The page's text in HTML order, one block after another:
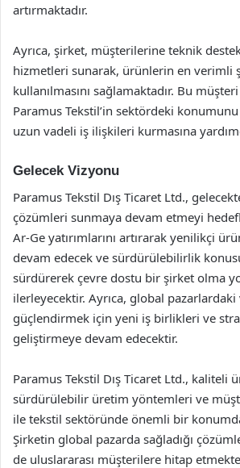
artırmaktadır.
Ayrıca, şirket, müşterilerine teknik
hizmetleri sunarak, ürünlerin en verimli
kullanılmasını sağlamaktadır. Bu
Paramus Tekstil’in sektördeki
uzun vadeli iş ilişkileri kurmasına
Gelecek Vizyonu
Paramus Tekstil Dış Ticaret Ltd.,
çözümleri sunmaya devam etmeyi
Ar-Ge yatırımlarını artırarak yenilikçi
devam edecek ve sürdürülebilirlik
sürdürerek çevre dostu bir şirket olma
ilerleyecektir. Ayrıca, global pazarlardaki
güçlendirmek için yeni iş birlikleri ve
geliştirmeye devam edecektir.
Paramus Tekstil Dış Ticaret Ltd., kaliteli
sürdürülebilir üretim yöntemleri ve
ile tekstil sektöründe önemli bir
Şirketin global pazarda sağladığı
de uluslararası müşterilere hitap